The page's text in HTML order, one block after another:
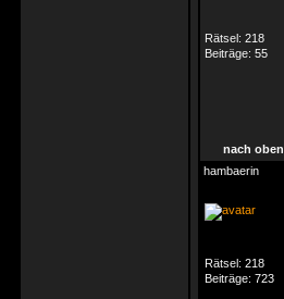
Rätsel: 218
Beiträge: 55
nach oben
hambaerin
Rätsel: 218
Beiträge: 723